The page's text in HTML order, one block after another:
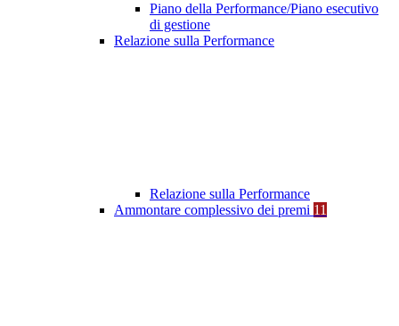
Piano della Performance/Piano esecutivo
di gestione
Relazione sulla Performance
Relazione sulla Performance
Ammontare complessivo dei premi 11